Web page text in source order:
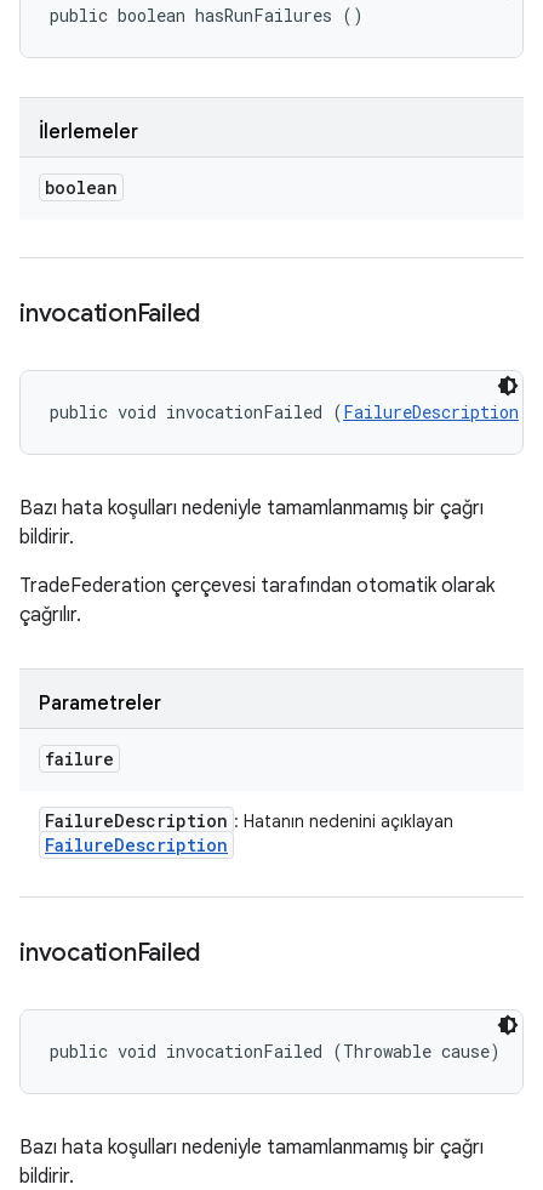
public boolean hasRunFailures ()
İlerlemeler
boolean
invocationFailed
public void invocationFailed (FailureDescription
Bazı hata koşulları nedeniyle tamamlanmamış bir çağrı
bildirir.
TradeFederation çerçevesi tarafından otomatik olarak
çağrılır.
Parametreler
failure
FailureDescription : Hatanın nedenini açıklayan
FailureDescription
invocationFailed
public void invocationFailed (Throwable cause)
Bazı hata koşulları nedeniyle tamamlanmamış bir çağrı
bildirir.